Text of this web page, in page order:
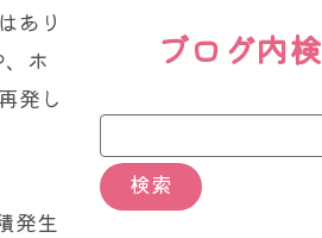
あり
ホ
発し
発生
ブログ内